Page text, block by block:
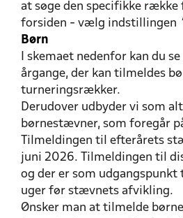
at søge den specifikke
forsiden - vælg indstillingen
Børn
I skemaet nedenfor kan du
årgange, der kan tilmeldes
turneringsrækker.
Derudover udbyder vi som
børnestævner, som foregår
Tilmeldingen til efterårets
juni 2026. Tilmeldingen til
og der er som
uger før stævnets afvikling.
Ønsker man at tilmelde